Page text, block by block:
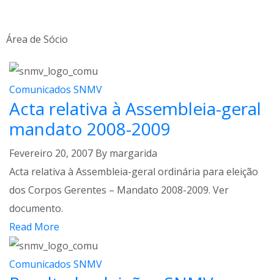
Área de Sócio
Comunicados SNMV
Acta relativa à Assembleia-geral
mandato 2008-2009
Fevereiro 20, 2007 By margarida
Acta relativa à Assembleia-geral ordinária para eleição
dos Corpos Gerentes – Mandato 2008-2009. Ver
documento.
Read More
Comunicados SNMV